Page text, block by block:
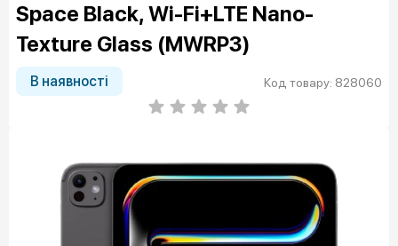
Space Black, Wi-Fi+LTE Nano-
Texture Glass (MWRP3)
В наявності Код товару: 828060